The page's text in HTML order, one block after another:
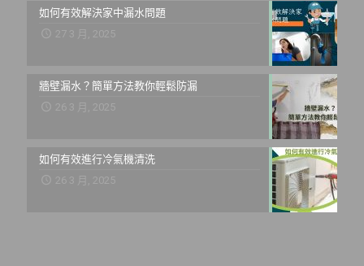
如何有效解決家中漏水問題
27 3 月, 2025
牆壁漏水？簡單方法教你輕鬆防漏
26 3 月, 2025
如何有效進行冷氣機清洗
26 3 月, 2025